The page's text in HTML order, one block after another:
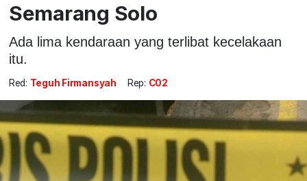
Semarang Solo
Ada lima kendaraan yang terlibat kecelakaan
itu.
Red: Teguh Firmansyah Rep: C02